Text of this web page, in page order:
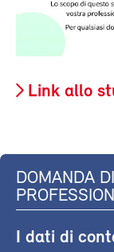
Link allo
DOMANDA
I dati di